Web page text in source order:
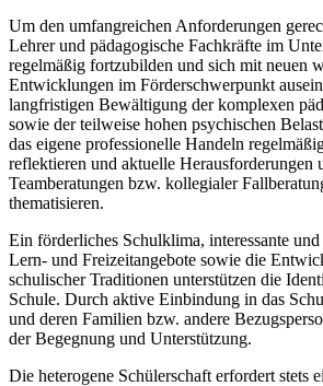
Um den umfangreichen Anforderungen
Lehrer und pädagogische Fachkräfte im
regelmäßig fortzubilden und sich mit neuen
Entwicklungen im Förderschwerpunkt
langfristigen Bewältigung der komplexen
sowie der teilweise hohen psychischen
das eigene professionelle Handeln
reflektieren und aktuelle Herausforderungen
Teamberatungen bzw. kollegialer
thematisieren.
Ein förderliches Schulklima, interessante
Lern- und Freizeitangebote sowie die
schulischer Traditionen unterstützen die
Schule. Durch aktive Einbindung in das
und deren Familien bzw. andere
der Begegnung und Unterstützung.
Die heterogene Schülerschaft erfordert stets